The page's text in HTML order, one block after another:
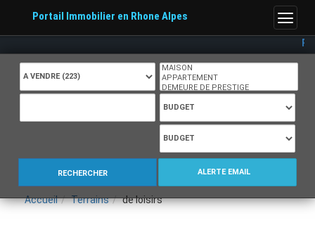
Menu
Portail Immobilier en Rhone Alpes
RECHERCHER ALERTE EMAIL
Accueil Terrains de loisirs